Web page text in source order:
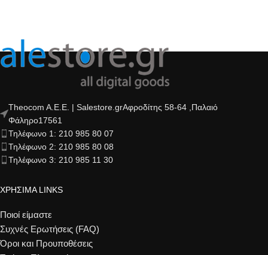
Theocom A.E.E. | Salestore.grΑφροδίτης 58-64 ,Παλαιό
Φάληρο17561
Τηλέφωνο 1: 210 985 80 07
Τηλέφωνο 2: 210 985 80 08
Τηλέφωνο 3: 210 985 11 30
ΧΡΗΣΙΜΑ LINKS
Ποιοί είμαστε
Συχνές Ερωτήσεις (FAQ)
Όροι και Προυποθέσεις